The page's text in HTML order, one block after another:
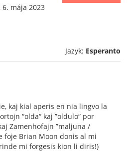
6. mája 2023
Jazyk: Esperanto
kaj kial aperis en nia lingvo la
“olda“ kaj ”oldulo“ por
Zamenhofajn ”maljuna /
foje Brian Moon donis al mi
mi forgesis kion li diris!)